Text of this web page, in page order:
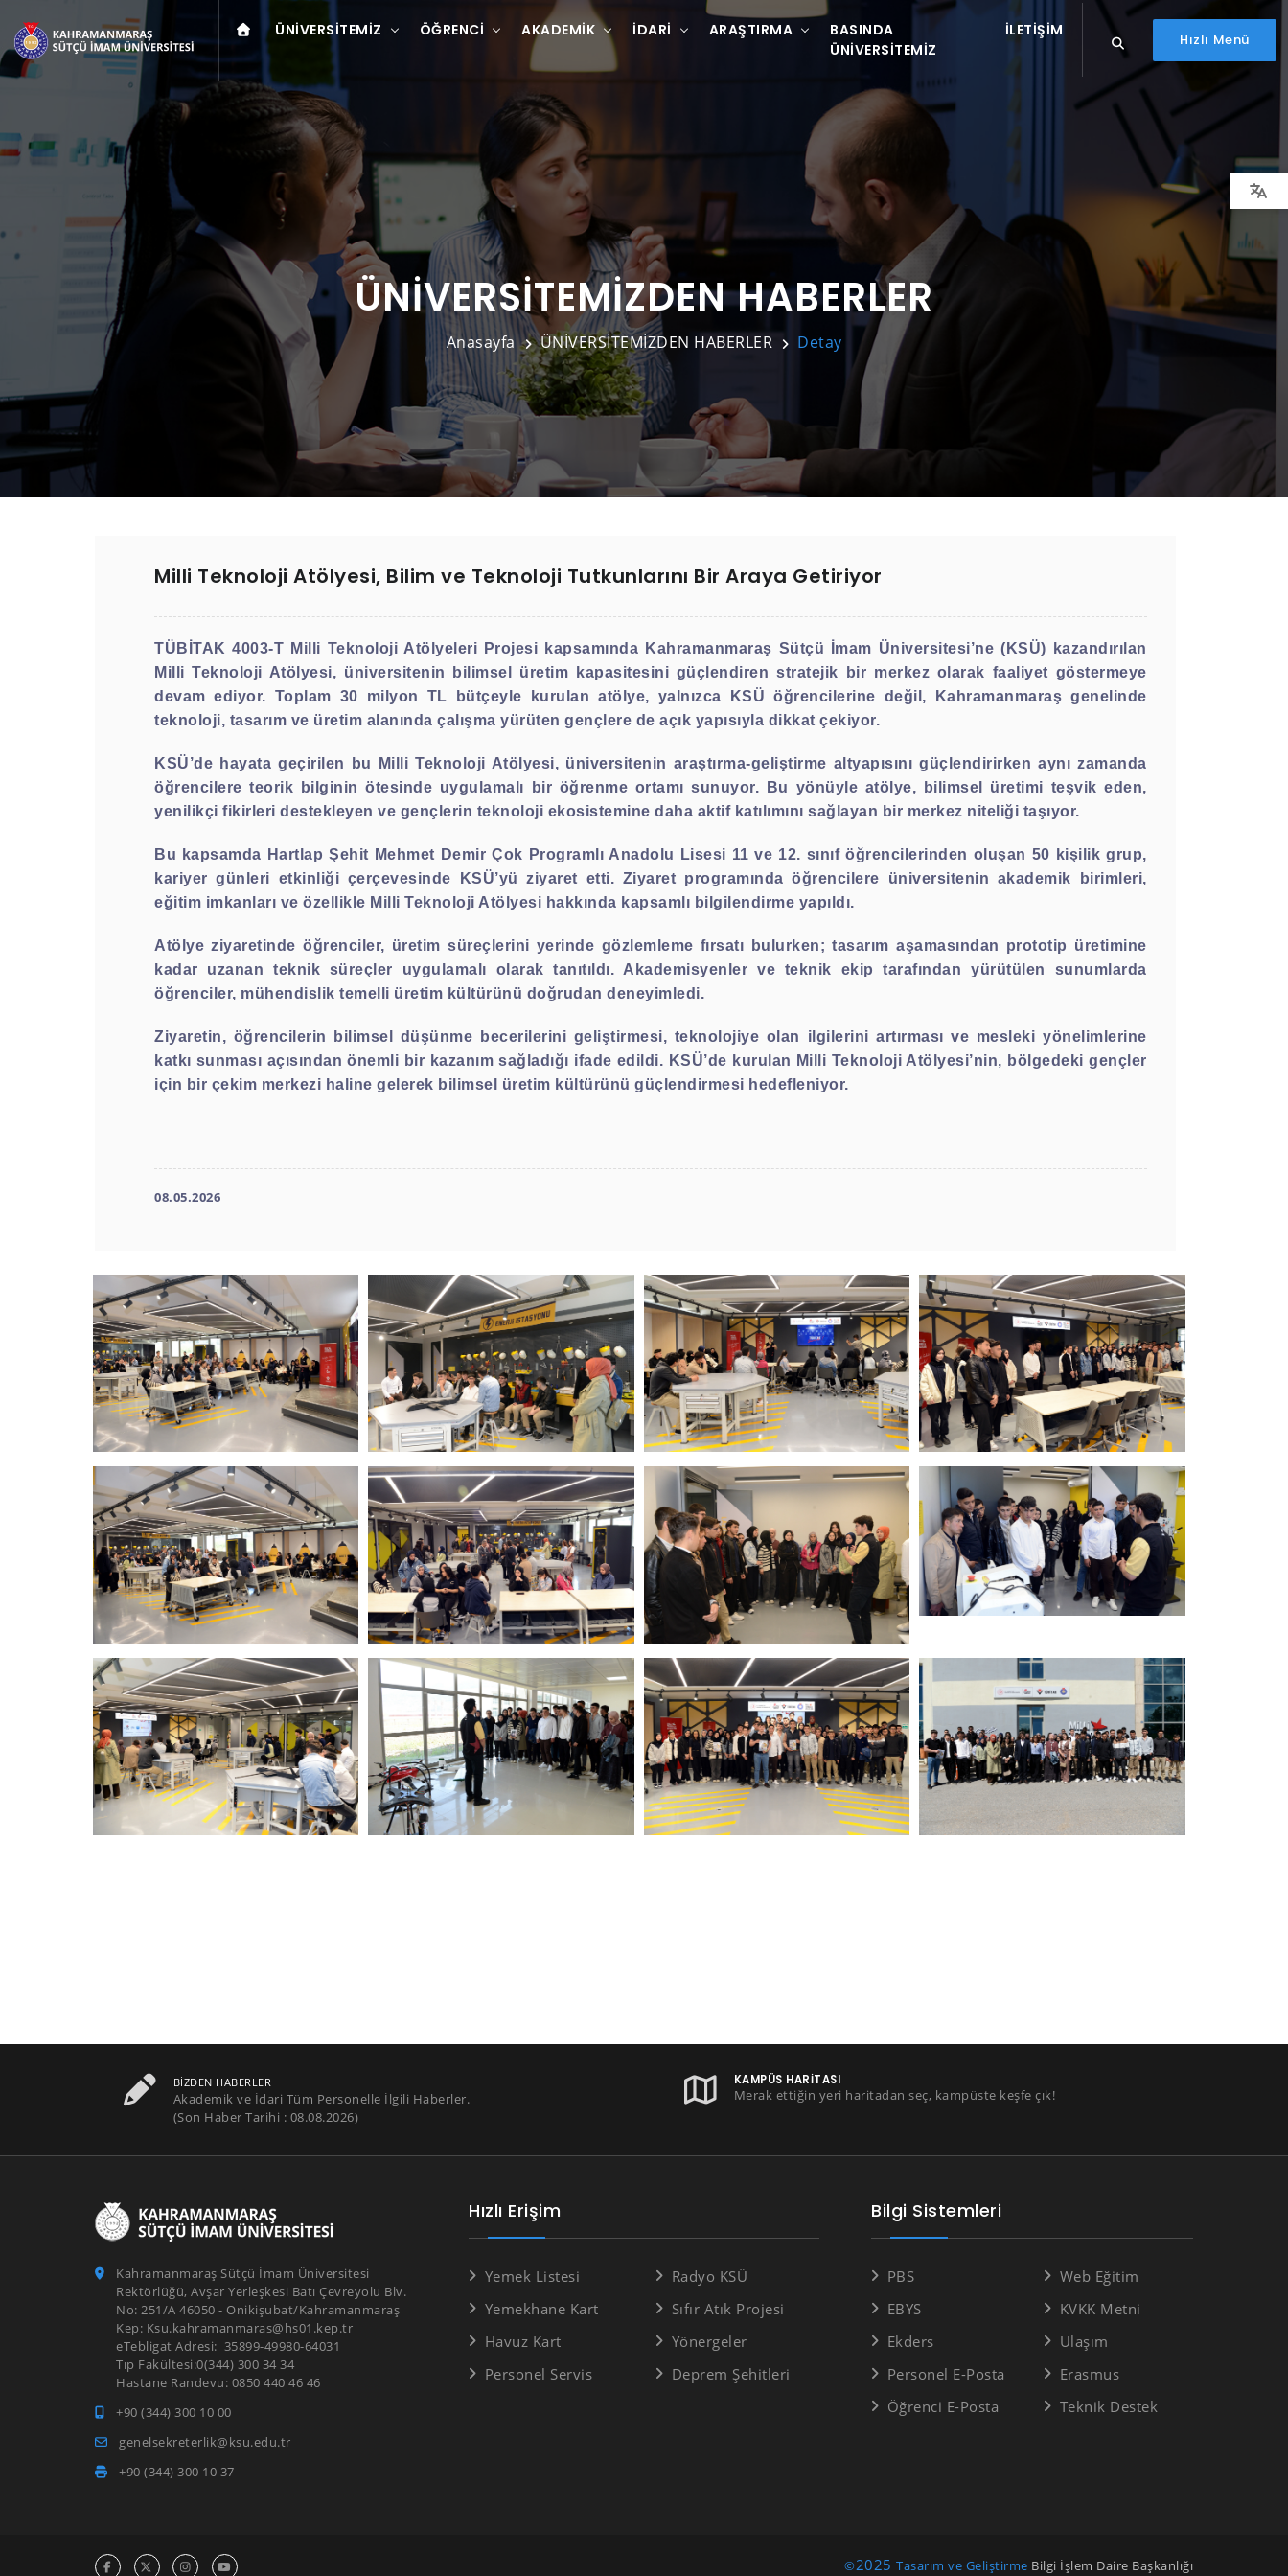
ÜNIVERSITEMIZ ÖĞRENCI AKADEMIK İDARI ARAŞTIRMA
BASINDA
ÜNIVERSITEMIZ
İLETIŞIM
Hızlı Menü
ÜNİVERSİTEMİZDEN HABERLER
Anasayfa ÜNİVERSİTEMİZDEN HABERLER Detay
Milli Teknoloji Atölyesi, Bilim ve Teknoloji Tutkunlarını Bir Araya Getiriyor
TÜBİTAK 4003-T Milli Teknoloji Atölyeleri Projesi kapsamında Kahramanmaraş Sütçü İmam Üniversitesi’ne (KSÜ) kazandırılan
Milli Teknoloji Atölyesi, üniversitenin bilimsel üretim kapasitesini güçlendiren stratejik bir merkez olarak faaliyet göstermeye
devam ediyor. Toplam 30 milyon TL bütçeyle kurulan atölye, yalnızca KSÜ öğrencilerine değil, Kahramanmaraş genelinde
teknoloji, tasarım ve üretim alanında çalışma yürüten gençlere de açık yapısıyla dikkat çekiyor.
KSÜ’de hayata geçirilen bu Milli Teknoloji Atölyesi, üniversitenin araştırma-geliştirme altyapısını güçlendirirken aynı zamanda
öğrencilere teorik bilginin ötesinde uygulamalı bir öğrenme ortamı sunuyor. Bu yönüyle atölye, bilimsel üretimi teşvik eden,
yenilikçi fikirleri destekleyen ve gençlerin teknoloji ekosistemine daha aktif katılımını sağlayan bir merkez niteliği taşıyor.
Bu kapsamda Hartlap Şehit Mehmet Demir Çok Programlı Anadolu Lisesi 11 ve 12. sınıf öğrencilerinden oluşan 50 kişilik grup,
kariyer günleri etkinliği çerçevesinde KSÜ’yü ziyaret etti. Ziyaret programında öğrencilere üniversitenin akademik birimleri,
eğitim imkanları ve özellikle Milli Teknoloji Atölyesi hakkında kapsamlı bilgilendirme yapıldı.
Atölye ziyaretinde öğrenciler, üretim süreçlerini yerinde gözlemleme fırsatı bulurken; tasarım aşamasından prototip üretimine
kadar uzanan teknik süreçler uygulamalı olarak tanıtıldı. Akademisyenler ve teknik ekip tarafından yürütülen sunumlarda
öğrenciler, mühendislik temelli üretim kültürünü doğrudan deneyimledi.
Ziyaretin, öğrencilerin bilimsel düşünme becerilerini geliştirmesi, teknolojiye olan ilgilerini artırması ve mesleki yönelimlerine
katkı sunması açısından önemli bir kazanım sağladığı ifade edildi. KSÜ’de kurulan Milli Teknoloji Atölyesi’nin, bölgedeki gençler
için bir çekim merkezi haline gelerek bilimsel üretim kültürünü güçlendirmesi hedefleniyor.
08.05.2026
BIZDEN HABERLER
Akademik ve İdari Tüm Personelle İlgili Haberler.
(Son Haber Tarihi : 08.08.2026)
KAMPÜS HARITASI
Merak ettiğin yeri haritadan seç, kampüste keşfe çık!
Kahramanmaraş Sütçü İmam Üniversitesi
Rektörlüğü, Avşar Yerleşkesi Batı Çevreyolu Blv.
No: 251/A 46050 - Onikişubat/Kahramanmaraş
Kep: Ksu.kahramanmaras@hs01.kep.tr
eTebligat Adresi: 35899-49980-64031
Tıp Fakültesi:0(344) 300 34 34
Hastane Randevu: 0850 440 46 46
+90 (344) 300 10 00
genelsekreterlik@ksu.edu.tr
+90 (344) 300 10 37
Hızlı Erişim
Yemek Listesi
Yemekhane Kart
Havuz Kart
Personel Servis
Radyo KSÜ
Sıfır Atık Projesi
Yönergeler
Deprem Şehitleri
Bilgi Sistemleri
PBS
EBYS
Ekders
Personel E-Posta
Öğrenci E-Posta
Web Eğitim
KVKK Metni
Ulaşım
Erasmus
Teknik Destek
©2025 Tasarım ve Geliştirme Bilgi İşlem Daire Başkanlığı